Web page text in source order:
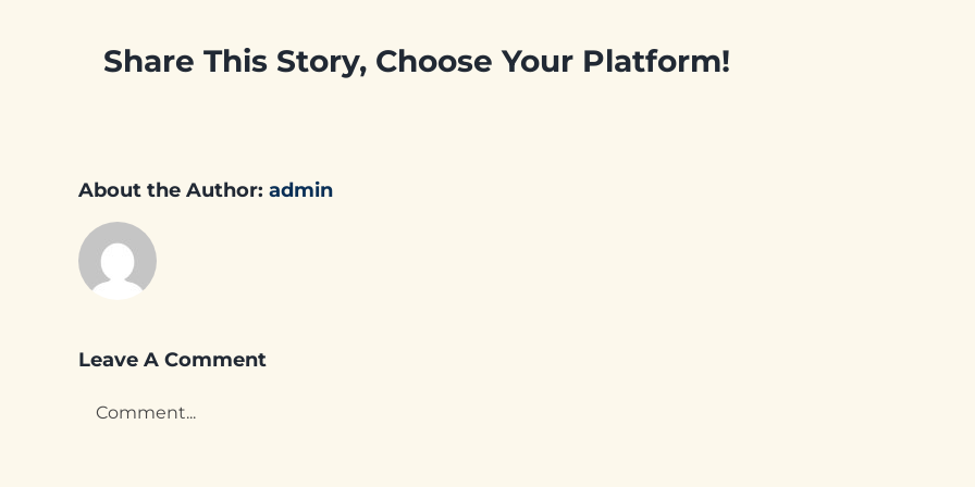
Share This Story, Choose Your Platform!
About the Author: admin
Leave A Comment
Comment